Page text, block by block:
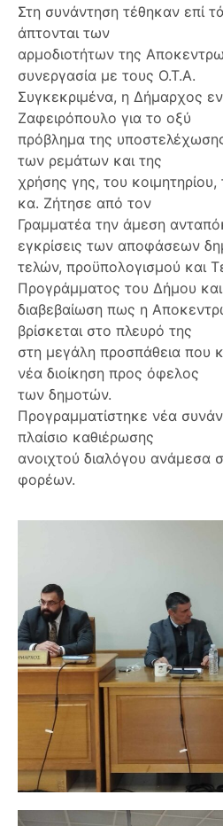
Στη συνάντηση τέθηκαν επί
άπτονται των
αρμοδιοτήτων της
συνεργασία με τους Ο.Τ.Α.
Συγκεκριμένα, η Δήμαρχος
Ζαφειρόπουλο για το οξύ
πρόβλημα της
των ρεμάτων και της
χρήσης γης, του
κα. Ζήτησε από τον
Γραμματέα την άμεση
εγκρίσεις των αποφάσεων
τελών, προϋπολογισμού και
Προγράμματος του Δήμου
διαβεβαίωση πως η
βρίσκεται στο πλευρό της
στη μεγάλη προσπάθεια που
νέα διοίκηση προς όφελος
των δημοτών.
Προγραμματίστηκε νέα
πλαίσιο καθιέρωσης
ανοιχτού διαλόγου ανάμεσα
φορέων.